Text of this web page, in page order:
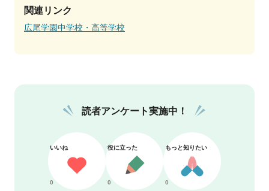
関連リンク
広尾学園中学校・高等学校
読者アンケート実施中！
いいね
0
役に立った
0
もっと知りたい
0